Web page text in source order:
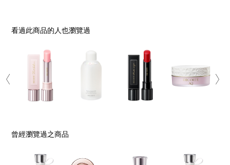
看過此商品的人也瀏覽過
曾經瀏覽過之商品